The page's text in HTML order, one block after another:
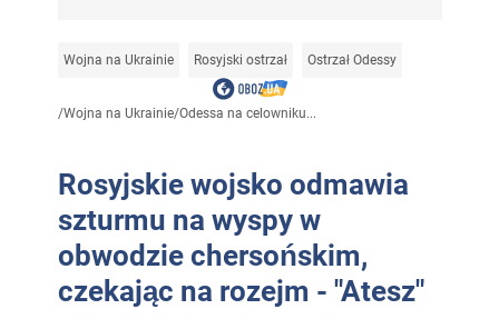
Wojna na Ukrainie Rosyjski ostrzał Ostrzał Odessy
/Wojna na Ukrainie/Odessa na celowniku...
Rosyjskie wojsko odmawia
szturmu na wyspy w
obwodzie chersońskim,
czekając na rozejm - "Atesz"